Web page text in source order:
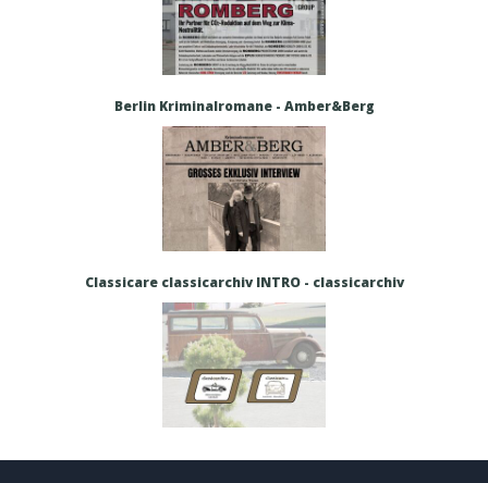
Berlin Kriminalromane - Amber&Berg
Classicare classicarchiv INTRO - classicarchiv